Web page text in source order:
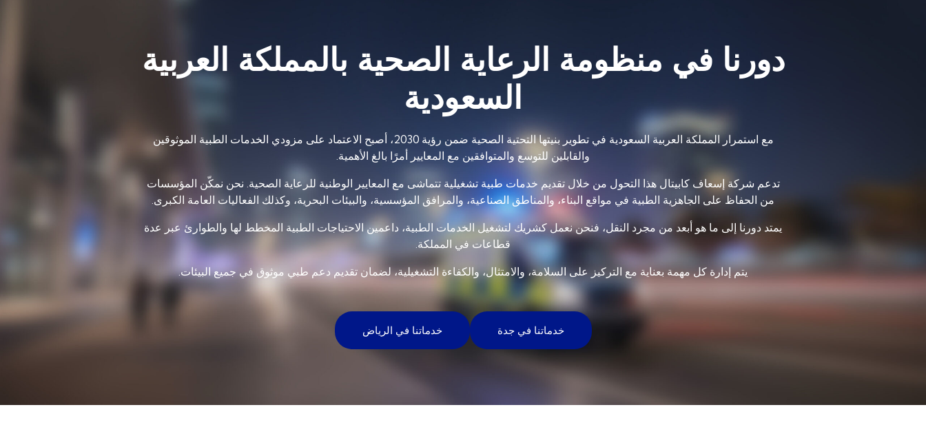
دورنا في منظومة الرعاية الصحية بالمملكة العربية
السعودية
مع استمرار المملكة العربية السعودية في تطوير بنيتها التحتية الصحية ضمن رؤية 2030، أصبح الاعتماد على مزودي الخدمات الطبية الموثوقين
والقابلين للتوسع والمتوافقين مع المعايير أمرًا بالغ الأهمية.
تدعم شركة إسعاف كابيتال هذا التحول من خلال تقديم خدمات طبية تشغيلية تتماشى مع المعايير الوطنية للرعاية الصحية. نحن نمكّن المؤسسات
من الحفاظ على الجاهزية الطبية في مواقع البناء، والمناطق الصناعية، والمرافق المؤسسية، والبيئات البحرية، وكذلك الفعاليات العامة الكبرى.
يمتد دورنا إلى ما هو أبعد من مجرد النقل، فنحن نعمل كشريك لتشغيل الخدمات الطبية، داعمين الاحتياجات الطبية المخطط لها والطوارئ عبر عدة
قطاعات في المملكة.
يتم إدارة كل مهمة بعناية مع التركيز على السلامة، والامتثال، والكفاءة التشغيلية، لضمان تقديم دعم طبي موثوق في جميع البيئات.
خدماتنا في جدة خدماتنا في الرياض